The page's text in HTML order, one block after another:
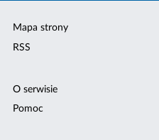
Mapa strony
RSS
O serwisie
Pomoc